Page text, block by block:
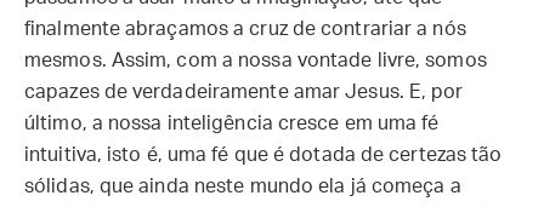
finalmente abraçamos a cruz de contrariar a nós
mesmos. Assim, com a nossa vontade livre, somos
capazes de verdadeiramente amar Jesus. E, por
último, a nossa inteligência cresce em uma fé
intuitiva, isto é, uma fé que é dotada de certezas tão
sólidas, que ainda neste mundo ela já começa a